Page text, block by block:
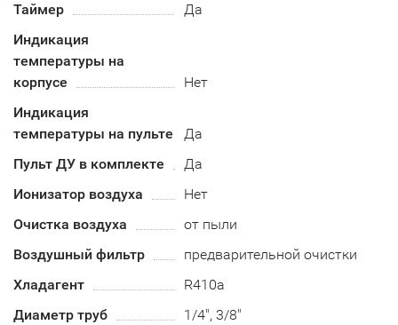
Таймер
Да
Индикация
температуры на
корпусе
Нет
Индикация
температуры на пульте
Да
Пульт ДУ в комплекте
Да
Ионизатор воздуха
Нет
Очистка воздуха
от пыли
Воздушный фильтр
предварительной очистки
Хладагент
R410a
Диаметр труб
1/4", 3/8"